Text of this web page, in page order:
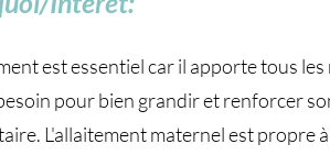
est essentiel car il apporte tous
pour bien grandir et renforcer
L'allaitement maternel est propre